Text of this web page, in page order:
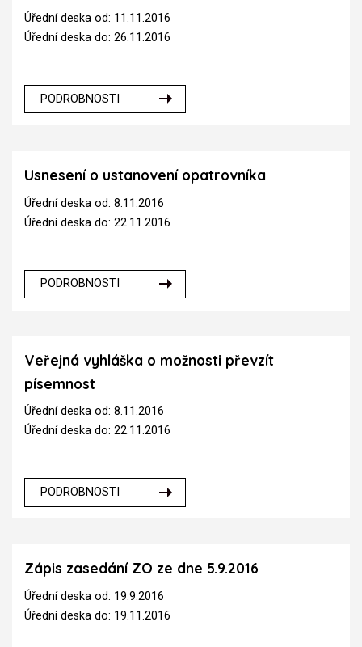
Úřední deska od: 11.11.2016
Úřední deska do: 26.11.2016
PODROBNOSTI
Usnesení o ustanovení opatrovníka
Úřední deska od: 8.11.2016
Úřední deska do: 22.11.2016
PODROBNOSTI
Veřejná vyhláška o možnosti převzít
písemnost
Úřední deska od: 8.11.2016
Úřední deska do: 22.11.2016
PODROBNOSTI
Zápis zasedání ZO ze dne 5.9.2016
Úřední deska od: 19.9.2016
Úřední deska do: 19.11.2016